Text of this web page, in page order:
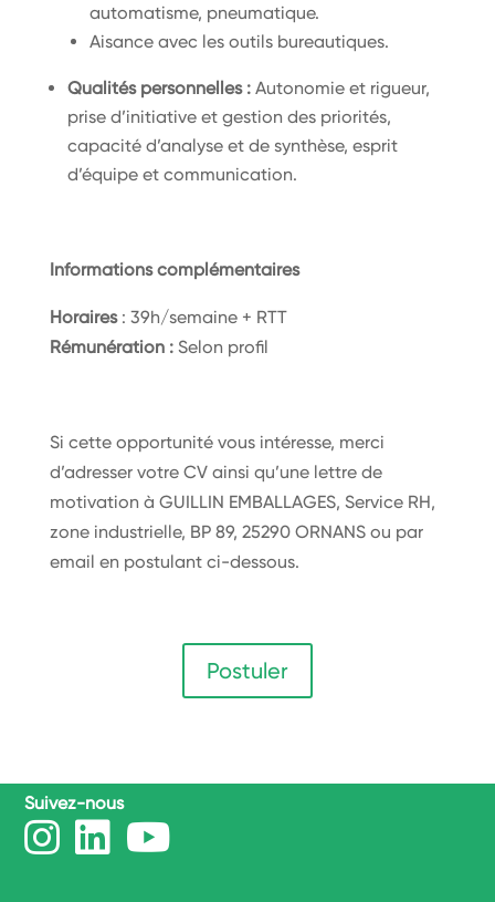
automatisme, pneumatique.
Aisance avec les outils bureautiques.
Qualités personnelles :Autonomie et rigueur,
prise d’initiative et gestion des priorités,
capacité d’analyse et de synthèse, esprit
d’équipe et communication.
Informations complémentaires
Horaires: 39h/semaine + RTT
Rémunération :Selon profil
Si cette opportunité vous intéresse, merci
d’adresser votre CV ainsi qu’une lettre de
motivation à GUILLIN EMBALLAGES, Service RH,
zone industrielle, BP 89, 25290 ORNANS ou par
email en postulant ci-dessous.
Postuler
Suivez-nous